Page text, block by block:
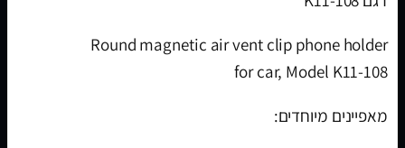
Round magnetic air vent clip phone holder
for car, Model K11-108
מאפיינים מיוחדים: